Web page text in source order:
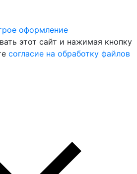
оформление
этот сайт и нажимая кнопку
согласие на обработку файлов